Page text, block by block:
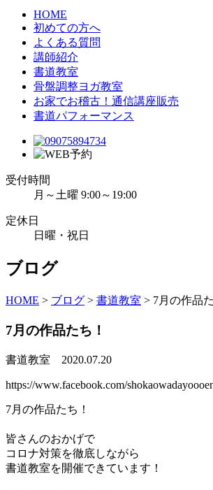
HOME
初めての方へ
よくある質問
講師紹介
書道教室
骨盤調整ヨガ教室
お家でお稽古！通信講座販売
書道パフォーマンス
受付時間
月～土曜 9:00～19:00
定休日
日曜・祝日
ブログ
HOME > ブログ > 書道教室 > 7月の作品
7月の作品たち！
書道教室 2020.07.20
https://www.facebook.com/
7月の作品たち！
皆さんのおかげで
コロナ対策を徹底しながら
書道教室を開催できています！